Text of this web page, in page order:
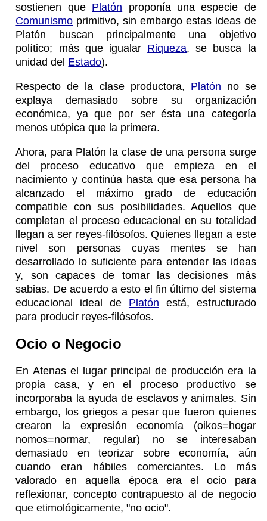
sostienen que Platón proponía una especie de
Comunismo primitivo, sin embargo estas ideas de
Platón buscan principalmente una objetivo
político; más que igualar Riqueza, se busca la
unidad del Estado).
Respecto de la clase productora, Platón no se
explaya demasiado sobre su organización
económica, ya que por ser ésta una categoría
menos utópica que la primera.
Ahora, para Platón la clase de una persona surge
del proceso educativo que empieza en el
nacimiento y continúa hasta que esa persona ha
alcanzado el máximo grado de educación
compatible con sus posibilidades. Aquellos que
completan el proceso educacional en su totalidad
llegan a ser reyes-filósofos. Quienes llegan a este
nivel son personas cuyas mentes se han
desarrollado lo suficiente para entender las ideas
y, son capaces de tomar las decisiones más
sabias. De acuerdo a esto el fin último del sistema
educacional ideal de Platón está, estructurado
para producir reyes-filósofos.
Ocio o Negocio
En Atenas el lugar principal de producción era la
propia casa, y en el proceso productivo se
incorporaba la ayuda de esclavos y animales. Sin
embargo, los griegos a pesar que fueron quienes
crearon la expresión economía (oikos=hogar
nomos=normar, regular) no se interesaban
demasiado en teorizar sobre economía, aún
cuando eran hábiles comerciantes. Lo más
valorado en aquella época era el ocio para
reflexionar, concepto contrapuesto al de negocio
que etimológicamente, "no ocio".